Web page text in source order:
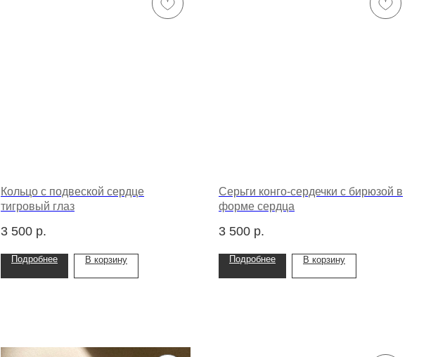
Кольцо с подвеской сердце
тигровый глаз
3 500 р.
Подробнее В корзину
Серьги конго-сердечки с бирюзой в
форме сердца
3 500 р.
Подробнее В корзину